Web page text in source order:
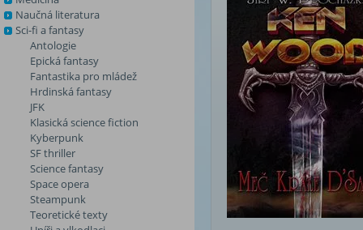
Naučná literatura
Sci-fi a fantasy
Antologie
Epická fantasy
Fantastika pro mládež
Hrdinská fantasy
JFK
Klasická science fiction
Kyberpunk
SF thriller
Science fantasy
Space opera
Steampunk
Teoretické texty